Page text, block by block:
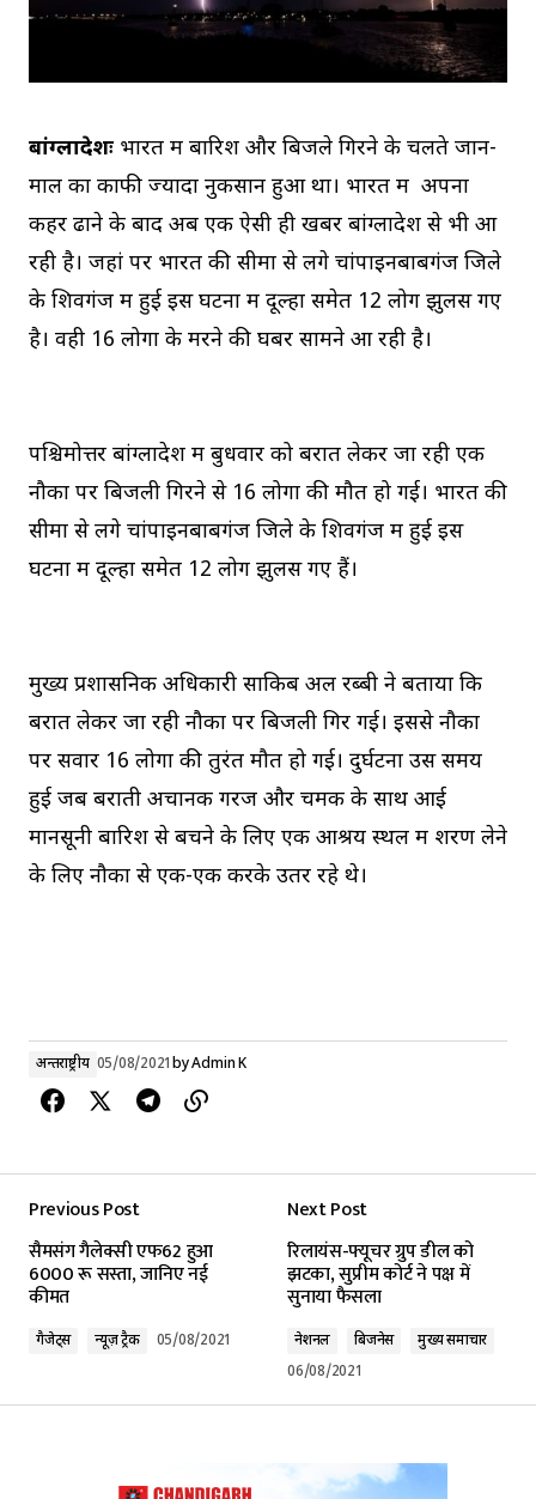
बांग्लादेशः भारत में बारिश और बिजले गिरने के चलते जान-
माल का काफी ज्यादा नुकसान हुआ था। भारत में अपना
कहर ढाने के बाद अब एक ऐसी ही खबर बांग्लादेश से भी आ
रही है। जहां पर भारत की सीमा से लगे चांपाइनबाबगंज जिले
के शिवगंज में हुई इस घटना में दूल्हा समेत 12 लोग झुलस गए
है। वही 16 लोगों के मरने की घबर सामने आ रही है।
पश्चिमोत्तर बांग्लादेश में बुधवार को बरात लेकर जा रही एक
नौका पर बिजली गिरने से 16 लोगों की मौत हो गई। भारत की
सीमा से लगे चांपाइनबाबगंज जिले के शिवगंज में हुई इस
घटना में दूल्हा समेत 12 लोग झुलस गए हैं।
मुख्य प्रशासनिक अधिकारी साकिब अल रब्बी ने बताया कि
बरात लेकर जा रही नौका पर बिजली गिर गई। इससे नौका
पर सवार 16 लोगों की तुरंत मौत हो गई। दुर्घटना उस समय
हुई जब बराती अचानक गरज और चमक के साथ आई
मानसूनी बारिश से बचने के लिए एक आश्रय स्थल में शरण लेने
के लिए नौका से एक-एक करके उतर रहे थे।
अन्तर्राष्ट्रीय 05/08/2021byAdmin K
Previous Post
सैमसंग गैलेक्सी एफ62 हुआ
6000 रू सस्ता, जानिए नई
कीमत
गैजेट्स न्यूज़ ट्रैक 05/08/2021
Next Post
रिलायंस-फ्यूचर ग्रुप डील को
झटका, सुप्रीम कोर्ट ने पक्ष में
सुनाया फैसला
नेशनल बिजनेस
मुख्य समाचार
06/08/2021